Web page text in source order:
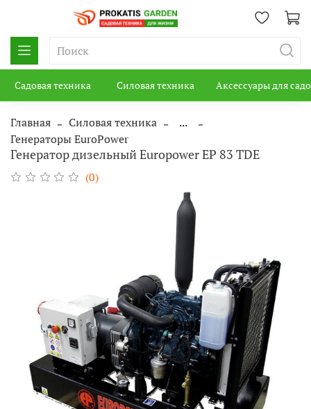
Садовая техника Силовая техника Аксессуары для
Главная Силовая техника
...
Генераторы EuroPower
Генератор дизельный Europower EP 83 TDE
(0)